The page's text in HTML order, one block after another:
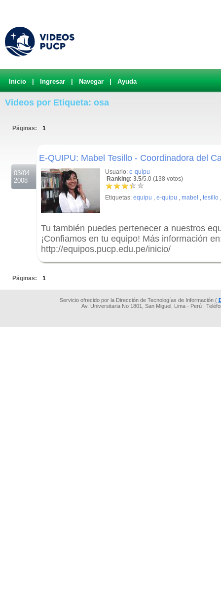
Inicio Ingresar Navegar Ayuda
Videos por Etiqueta: osa
Páginas: 1
03/04
2008
E-QUIPU: Mabel Tesillo - Coordinadora del
Usuario: e-quipu
Ranking: 3.5/5.0 (138 votos)
Etiquetas: equipu , e-quipu , mabel , tesillo
Tu también puedes pertenecer a nuestros
¡Confiamos en tu equipo! Más información
http://equipos.pucp.edu.pe/inicio/
Páginas: 1
Servicio ofrecido por la Dirección de Tecnologías de Información (
Av. Universitaria No 1801, San Miguel, Lima - Perú |